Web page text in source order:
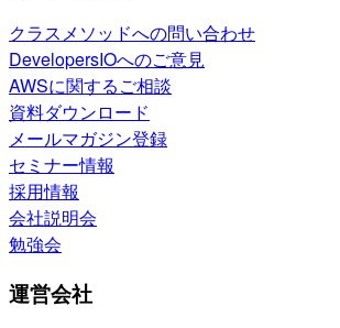
クラスメソッドへの問い合わせ
DevelopersIOへのご意見
AWSに関するご相談
資料ダウンロード
メールマガジン登録
セミナー情報
採用情報
会社説明会
勉強会
運営会社